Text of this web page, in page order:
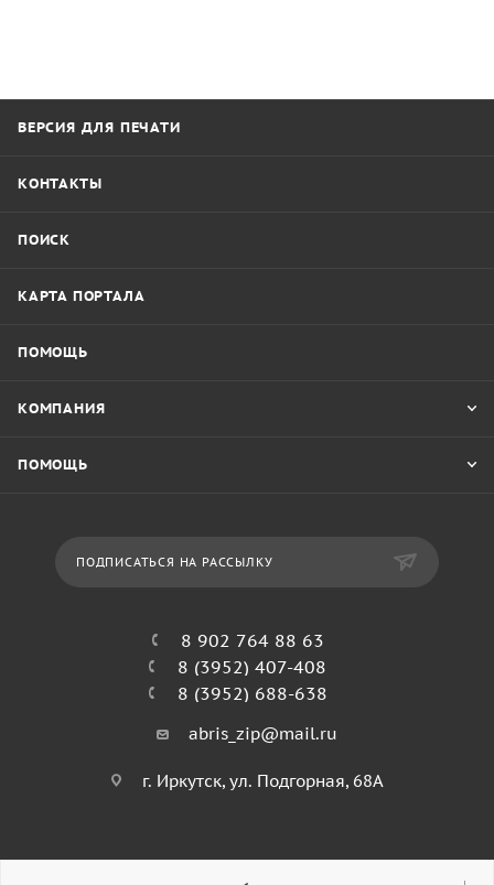
ВЕРСИЯ ДЛЯ ПЕЧАТИ
КОНТАКТЫ
ПОИСК
КАРТА ПОРТАЛА
ПОМОЩЬ
КОМПАНИЯ
ПОМОЩЬ
ПОДПИСАТЬСЯ НА РАССЫЛКУ
8 902 764 88 63
8 (3952) 407-408
8 (3952) 688-638
abris_zip@mail.ru
г. Иркутск, ул. Подгорная, 68А